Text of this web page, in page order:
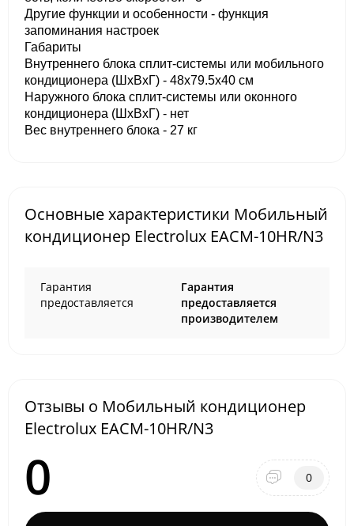
Другие функции и особенности - функция
запоминания настроек
Габариты
Внутреннего блока сплит-системы или мобильного
кондиционера (ШxВxГ) - 48x79.5x40 см
Наружного блока сплит-системы или оконного
кондиционера (ШxВxГ) - нет
Вес внутреннего блока - 27 кг
Основные характеристики Мобильный
кондиционер Electrolux EACM-10HR/N3
Гарантия
предоставляется
Гарантия
предоставляется
производителем
Отзывы о Мобильный кондиционер
Electrolux EACM-10HR/N3
0 0